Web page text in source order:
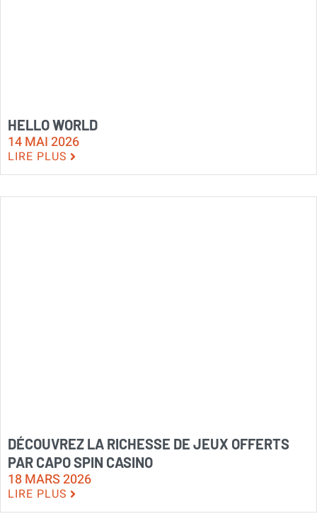
HELLO WORLD
14 MAI 2026
LIRE PLUS
DÉCOUVREZ LA RICHESSE DE JEUX OFFERTS
PAR CAPO SPIN CASINO
18 MARS 2026
LIRE PLUS